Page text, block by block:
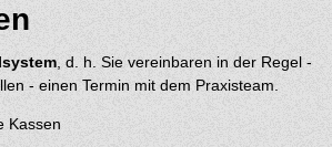
, d. h. Sie vereinbaren in der Regel -
- einen Termin mit dem Praxisteam.
Kassen